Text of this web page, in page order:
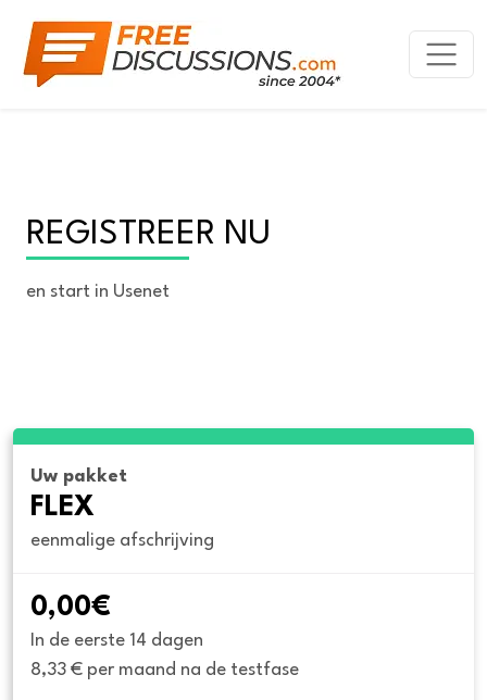
REGISTREER NU
en start in Usenet
Uw pakket
FLEX
eenmalige afschrijving
0,00€
In de eerste 14 dagen
8,33 € per maand na de testfase